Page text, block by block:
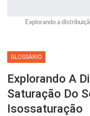
Explorando a
GLOSSÁRIO
Explorando A
Saturação Do
Isossaturação